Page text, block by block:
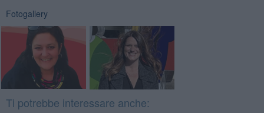
Fotogallery
Ti potrebbe interessare anche: